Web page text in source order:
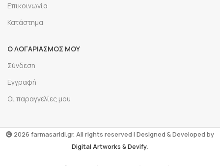
Επικοινωνία
Κατάστημα
Ο ΛΟΓΑΡΙΑΣΜΟΣ ΜΟΥ
Σύνδεση
Εγγραφή
Οι παραγγελίες μου
2026 farmasaridi.gr. All rights reserved | Designed & Developed by
Digital Artworks & Devify.